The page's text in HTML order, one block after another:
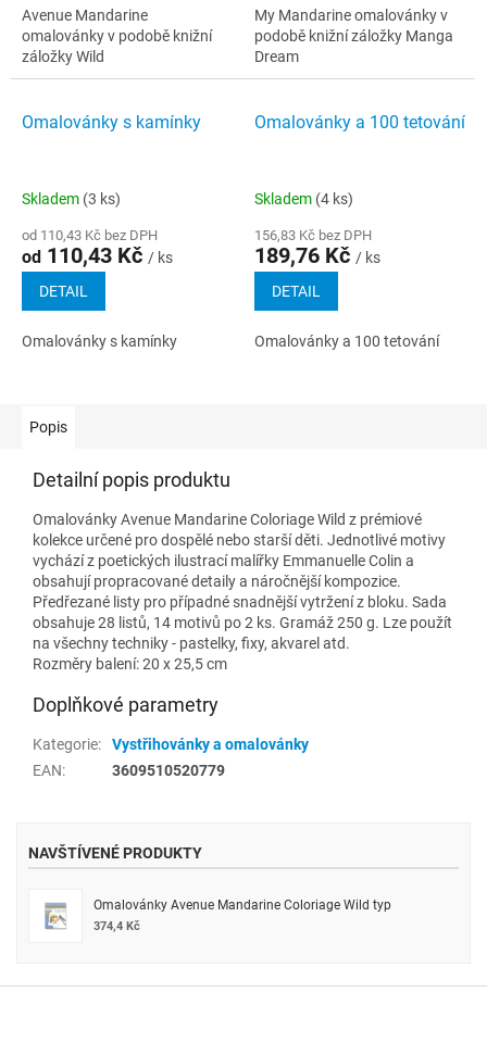
Avenue Mandarine
omalovánky v podobě knižní
záložky Wild
My Mandarine omalovánky v
podobě knižní záložky Manga
Dream
Omalovánky s kamínky
Skladem (3 ks)
od 110,43 Kč bez DPH
od 110,43 Kč / ks
DETAIL
Omalovánky s kamínky
Omalovánky a 100 tetování
Skladem (4 ks)
156,83 Kč bez DPH
189,76 Kč / ks
DETAIL
Omalovánky a 100 tetování
Popis
Detailní popis produktu
Omalovánky Avenue Mandarine Coloriage Wild z prémiové
kolekce určené pro dospělé nebo starší děti. Jednotlivé motivy
vychází z poetických ilustrací malířky Emmanuelle Colin a
obsahují propracované detaily a náročnější kompozice.
Předřezané listy pro případné snadnější vytržení z bloku. Sada
obsahuje 28 listů, 14 motivů po 2 ks. Gramáž 250 g. Lze použít
na všechny techniky - pastelky, fixy, akvarel atd.
Rozměry balení: 20 x 25,5 cm
Doplňkové parametry
Kategorie:
Vystřihovánky a omalovánky
EAN: 3609510520779
NAVŠTÍVENÉ PRODUKTY
Omalovánky Avenue Mandarine Coloriage Wild typ
374,4 Kč